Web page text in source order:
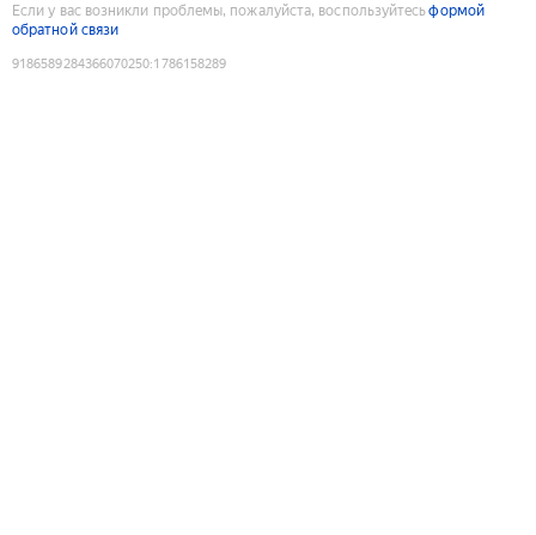
Если у вас возникли проблемы, пожалуйста, воспользуйтесьформой
обратной связи
9186589284366070250:1786158289